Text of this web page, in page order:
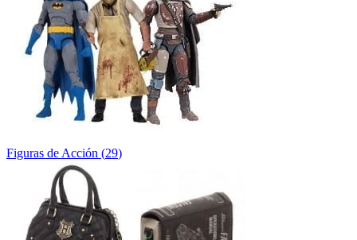
Figuras de Acción (29)